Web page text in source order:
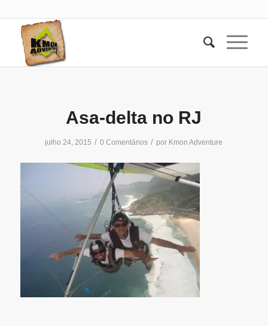
Asa-delta no RJ
julho 24, 2015 / 0 Comentários / por Kmon Adventure